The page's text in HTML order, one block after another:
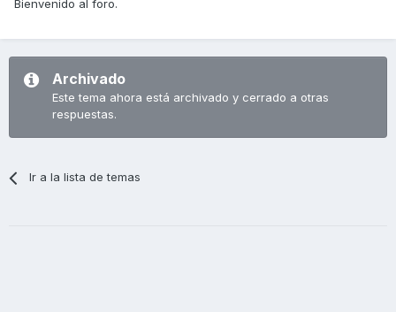
Bienvenido al foro.
Archivado
Este tema ahora está archivado y cerrado a otras
respuestas.
Ir a la lista de temas